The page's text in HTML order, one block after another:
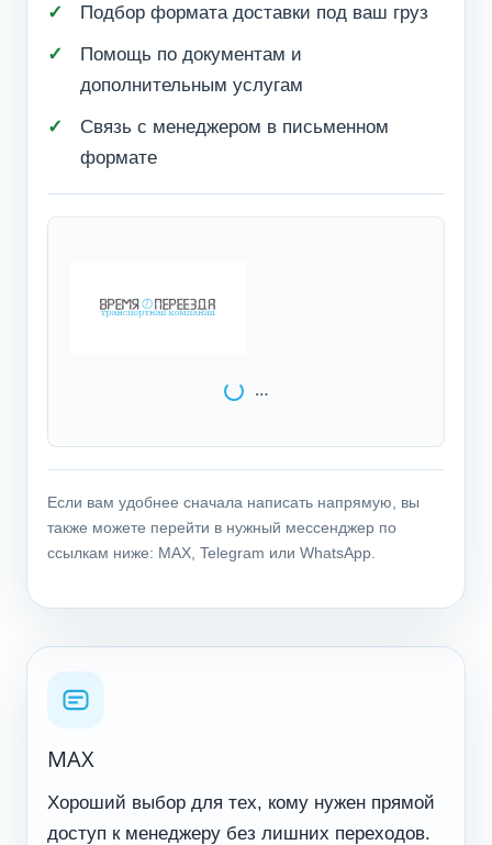
Подбор формата доставки под ваш груз
Помощь по документам и
дополнительным услугам
Связь с менеджером в письменном
формате
…
Если вам удобнее сначала написать напрямую, вы
также можете перейти в нужный мессенджер по
ссылкам ниже: MAX, Telegram или WhatsApp.
MAX
Хороший выбор для тех, кому нужен прямой
доступ к менеджеру без лишних переходов.